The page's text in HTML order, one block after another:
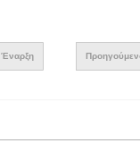
Έναρξη